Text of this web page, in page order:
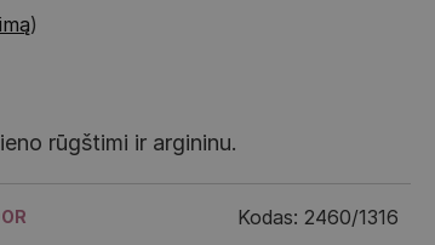
)
rūgštimi ir argininu.
Kodas: 2460/1316